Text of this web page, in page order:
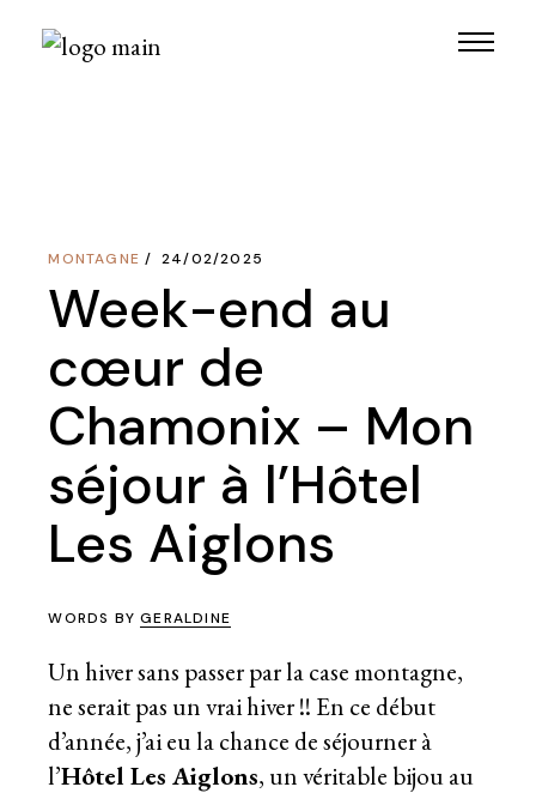
MONTAGNE 24/02/2025
Week-end au
cœur de
Chamonix – Mon
séjour à l’Hôtel
Les Aiglons
WORDS BYGERALDINE
Un hiver sans passer par la case montagne,
ne serait pas un vrai hiver !! En ce début
d’année, j’ai eu la chance de séjourner à
l’Hôtel Les Aiglons, un véritable bijou au